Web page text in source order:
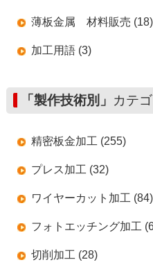
薄板金属 材料販売 (18)
加工用語 (3)
「製作技術別」 カテ
精密板金加工 (255)
プレス加工 (32)
ワイヤーカット加工 (84)
フォトエッチング加工
切削加工 (28)